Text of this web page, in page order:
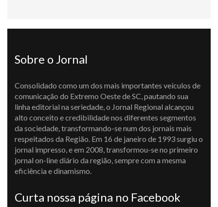
Sobre o Jornal
Consolidado como um dos mais importantes veículos de
comunicação do Extremo Oeste de SC, pautando sua
linha editorial na seriedade, o Jornal Regional alcançou
alto conceito e credibilidade nos diferentes segmentos
da sociedade, transformando-se num dos jornais mais
respeitados da Região. Em 16 de janeiro de 1993 surgiu o
jornal impresso, e em 2008, transformou-se no primeiro
jornal on-line diário da região, sempre com a mesma
eficiência e dinamismo.
Curta nossa página no Facebook